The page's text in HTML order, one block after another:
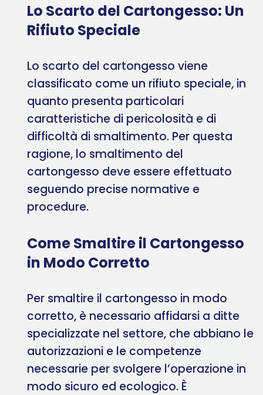
Lo Scarto del Cartongesso: Un
Rifiuto Speciale
Lo scarto del cartongesso viene
classificato come un rifiuto speciale, in
quanto presenta particolari
caratteristiche di pericolosità e di
difficoltà di smaltimento. Per questa
ragione, lo smaltimento del
cartongesso deve essere effettuato
seguendo precise normative e
procedure.
Come Smaltire il Cartongesso
in Modo Corretto
Per smaltire il cartongesso in modo
corretto, è necessario affidarsi a ditte
specializzate nel settore, che abbiano le
autorizzazioni e le competenze
necessarie per svolgere l’operazione in
modo sicuro ed ecologico. È